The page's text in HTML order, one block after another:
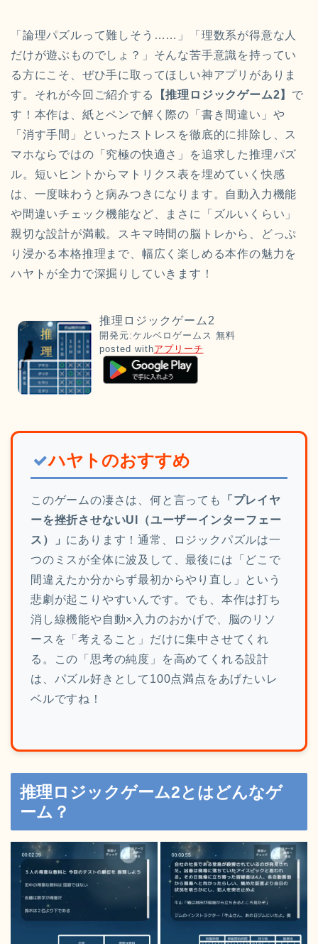
「論理パズルって難しそう……」「理数系が得意な人
だけが遊ぶものでしょ？」そんな苦手意識を持ってい
る方にこそ、ぜひ手に取ってほしい神アプリがありま
す。それが今回ご紹介する
【推理ロジックゲーム2】 で
す！本作は、紙とペンで解く際の「書き間違い」や
「消す手間」といったストレスを徹底的に排除し、ス
マホならではの「究極の快適さ」を追求した推理パズ
ル。短いヒントからマトリクス表を埋めていく快感
は、一度味わうと病みつきになります。自動入力機能
や間違いチェック機能など、まさに「ズルいくらい」
親切な設計が満載。スキマ時間の脳トレから、どっぷ
り浸かる本格推理まで、幅広く楽しめる本作の魅力を
ハヤトが全力で深掘りしていきます！
推理ロジックゲーム2
開発元:ケルベロゲームス 無料
posted withアプリーチ
ハヤトのおすすめ
このゲームの凄さは、何と言っても
「プレイヤ
ーを挫折させないUI（ユーザーインターフェー
ス）」 にあります！通常、ロジックパズルは一
つのミスが全体に波及して、最後には「どこで
間違えたか分からず最初からやり直し」という
悲劇が起こりやすいんです。でも、本作は打ち
消し線機能や自動×入力のおかげで、脳のリソ
ースを「考えること」だけに集中させてくれ
る。この「思考の純度」を高めてくれる設計
は、パズル好きとして100点満点をあげたいレ
ベルですね！
推理ロジックゲーム2とはどんなゲ
ーム？